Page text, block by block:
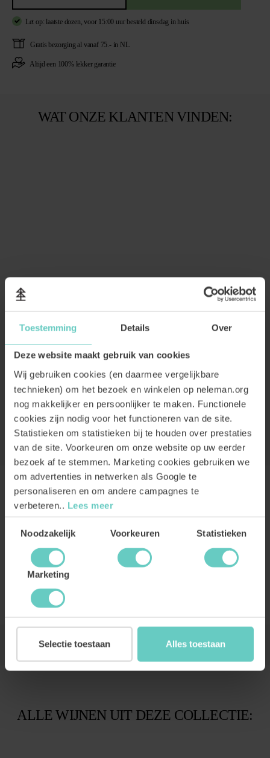
Toestemming Details Over
Deze website maakt gebruik van cookies
Wij gebruiken cookies (en daarmee vergelijkbare
technieken) om het bezoek en winkelen op neleman.org
nog makkelijker en persoonlijker te maken. Functionele
cookies zijn nodig voor het functioneren van de site.
Statistieken om statistieken bij te houden over prestaties
van de site. Voorkeuren om onze website op uw eerder
bezoek af te stemmen. Marketing cookies gebruiken we
om advertenties in netwerken als Google te
personaliseren en om andere campagnes te
verbeteren.. Lees meer
Toestemmingsselectie
Noodzakelijk Voorkeuren Statistieken
Marketing
Alles toestaan
Selectie toestaan
Let op: laatste dozen,voor 15:00 uur besteld dinsdag in huis
Gratis bezorging al vanaf 75.- in NL
Altijd een 100% lekker garantie
WAT ONZE KLANTEN VINDEN:
DE WIJN
DE WIJNMAKER
ALLE WIJNEN UIT DEZE COLLECTIE: